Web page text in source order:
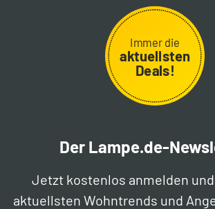
Immer die
aktuellsten
Deals!
Der Lampe.de-
Jetzt kostenlos anmelden
aktuellsten Wohntrends und